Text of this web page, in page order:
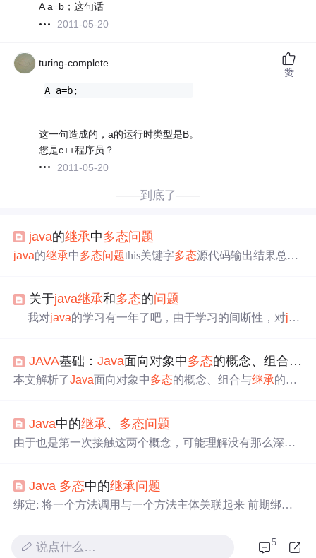
A a=b；这句话
2011-05-20
turing-complete
A a=b;
这一句造成的，a的运行时类型是B。
您是c++程序员？
2011-05-20
赞
——到底了——
java的继承中多态问题
java的继承中多态问题this关键字多态源代码输出结果总结
体可以分为3种： (1)this调用本类中的属性，也就是类中的
成员变量； (2)this调用本类中的其他方法； (3)this调用本类
关于java继承和多态的问题
我对java的学习有一年了吧，由于学习的间断性，对jav
态 有了比较深刻的了解：public class Base { int i=1; public vo
id amethod(){ System.out.println("Base.amethod()"); }
JAVA基础：Java面向对象中多态的概念、组合与
本文解析了Java面向对象中多态的概念、组合与继承的选
件。相比继承，组合具有低耦合、灵活扩展和保持封装性
等优势，更符合"开闭原则"。多态
解决了代码冗余、扩展
能提升代码复用性和可维护性。
Java中的继承、 多态问题
由于也是第一次接触这两个概念，可能理解没有那么深，
嗯。。。有点懵。多态是 Java
想之一，是指子类可以通过继承、实现等方式去实现一个
多态中成员访问的特点分别是什么? 格式：F...
Java 多态中的继承问题
绑定: 将一个方法调用与一个方法主体关联起来 前期绑
括private)方法都是前期绑定的，任何的域访问操作(变量的
说点什么… 5